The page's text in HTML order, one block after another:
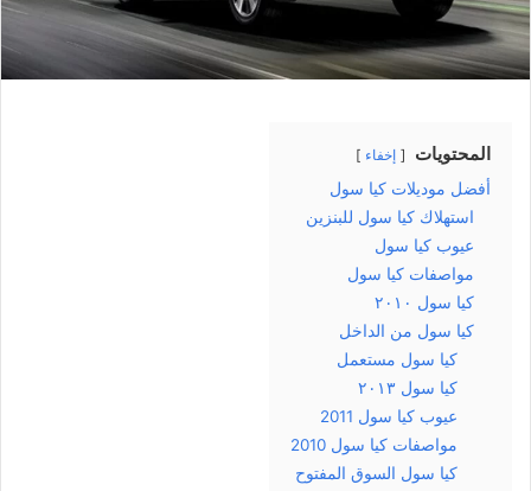
المحتويات إخفاء
أفضل موديلات كيا سول
استهلاك كيا سول للبنزين
عيوب كيا سول
مواصفات كيا سول
كيا سول ٢٠١٠
كيا سول من الداخل
كيا سول مستعمل
كيا سول ٢٠١٣
عيوب كيا سول 2011
مواصفات كيا سول 2010
كيا سول السوق المفتوح